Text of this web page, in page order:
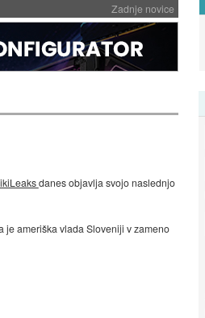
Zadnje novice
danes objavlja svojo naslednjo
je ameriška vlada Sloveniji v zameno